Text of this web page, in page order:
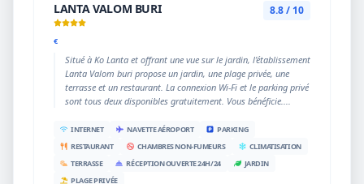
LANTA VALOM BURI
€
8.8 / 10
Situé à Ko Lanta et offrant une vue sur le jardin, l’établissement
Lanta Valom buri propose un jardin, une plage privée, une
terrasse et un restaurant. La connexion Wi-Fi et le parking privé
sont tous deux disponibles gratuitement. Vous bénéficie....
INTERNET NAVETTE AÉROPORT
PARKING
RESTAURANT
CHAMBRES NON-FUMEURS
CLIMATISATION
TERRASSE
RÉCEPTION OUVERTE 24H/24
JARDIN
PLAGE PRIVÉE